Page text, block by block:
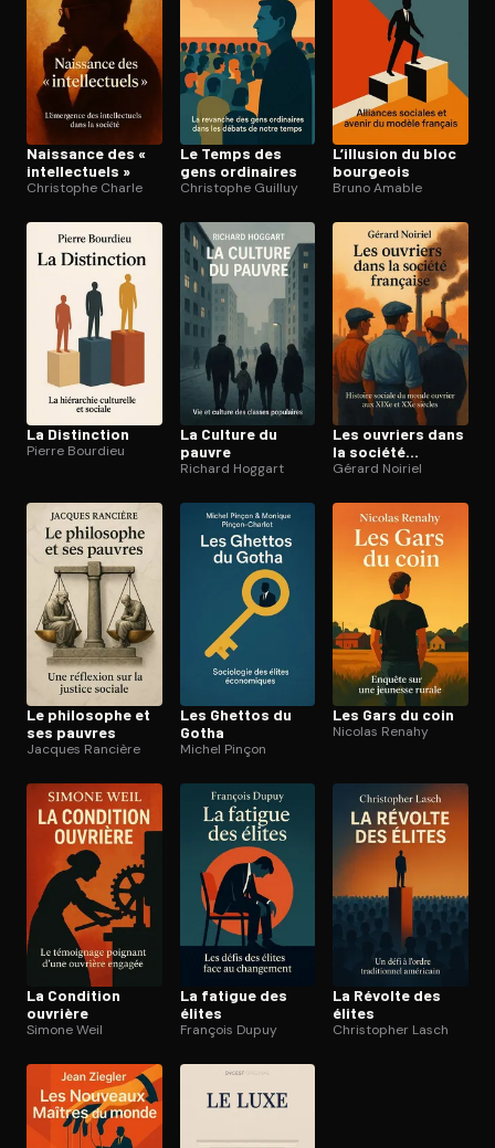
Ouvre l'app Appareil photo, pointe sur le code. C'est gratuit à
Naissance des «
in­tel­lec­tuels »
Christophe Charle
Le Temps des
gens ordinaires
Christophe Guilluy
L’illusion du bloc
bourgeois
Bruno Amable
La Distinction
Pierre Bourdieu
La Culture du
pauvre
Richard Hoggart
Les ouvriers dans
la société
française
Gérard Noiriel
Le philosophe et
ses pauvres
Jacques Rancière
Les Ghettos du
Gotha
Michel Pinçon
Les Gars du coin
Nicolas Renahy
La Condition
ouvrière
Simone Weil
La fatigue des
élites
François Dupuy
La Révolte des
élites
Christopher Lasch